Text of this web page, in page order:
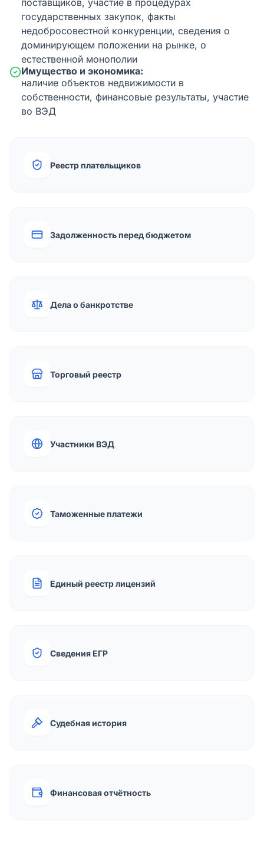
поставщиков, участие в процедурах
государственных закупок, факты
недобросовестной конкуренции, сведения о
доминирующем положении на рынке, о
естественной монополии
Имущество и экономика:
наличие объектов недвижимости в
собственности, финансовые результаты, участие
во ВЭД
Реестр плательщиков
Задолженность перед бюджетом
Дела о банкротстве
Торговый реестр
Участники ВЭД
Таможенные платежи
Единый реестр лицензий
Сведения ЕГР
Судебная история
Финансовая отчётность